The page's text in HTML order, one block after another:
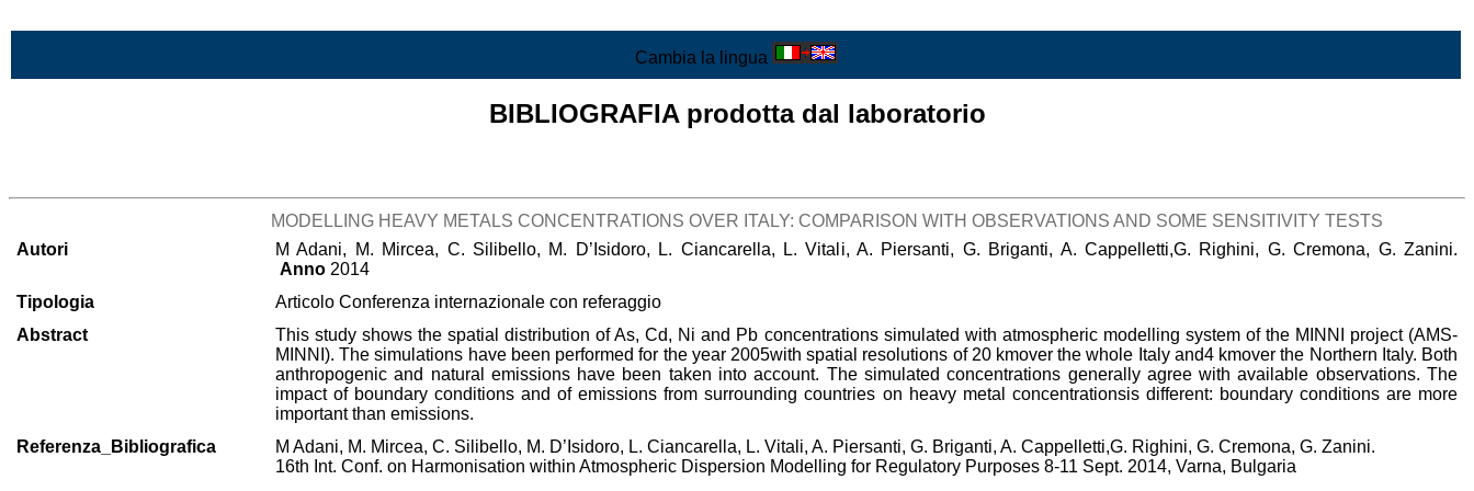
Cambia la lingua
BIBLIOGRAFIA prodotta dal laboratorio
MODELLING HEAVY METALS CONCENTRATIONS OVER ITALY: COMPARISON WITH OBSERVATIONS AND SOME SENSITIVITY TESTS
Autori
M Adani, M. Mircea, C. Silibello, M. D’Isidoro, L. Ciancarella, L. Vitali, A. Piersanti, G. Briganti, A. Cappelletti,G. Righini, G. Cremona, G. Zanini.
Anno 2014
Tipologia
Articolo Conferenza internazionale con referaggio
Abstract
This study shows the spatial distribution of As, Cd, Ni and Pb concentrations simulated with atmospheric modelling system of the MINNI project (AMS-
MINNI). The simulations have been performed for the year 2005with spatial resolutions of 20 kmover the whole Italy and4 kmover the Northern Italy. Both
anthropogenic and natural emissions have been taken into account. The simulated concentrations generally agree with available observations. The
impact of boundary conditions and of emissions from surrounding countries on heavy metal concentrationsis different: boundary conditions are more
important than emissions.
Referenza_Bibliografica
M Adani, M. Mircea, C. Silibello, M. D’Isidoro, L. Ciancarella, L. Vitali, A. Piersanti, G. Briganti, A. Cappelletti,G. Righini, G. Cremona, G. Zanini.
16th Int. Conf. on Harmonisation within Atmospheric Dispersion Modelling for Regulatory Purposes 8-11 Sept. 2014, Varna, Bulgaria